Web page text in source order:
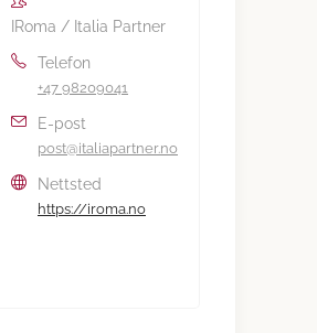
IRoma / Italia Partner
Telefon
+47 98209041
E-post
post@italiapartner.no
Nettsted
https://iroma.no